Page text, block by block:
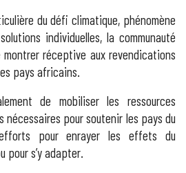
du défi climatique, phénomène
individuelles, la communauté
réceptive aux revendications
pays africains.
de mobiliser les ressources
pour soutenir les pays du
pour enrayer les effets du
pour s’y adapter.